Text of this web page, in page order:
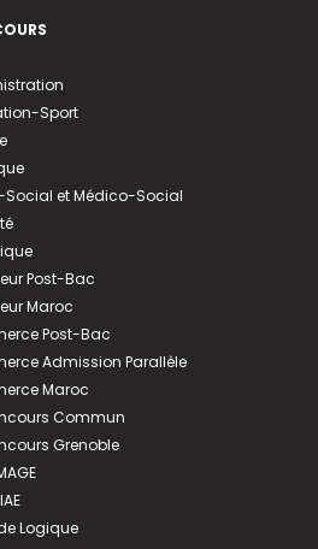
Sport
Social et Médico-Social
Post-Bac
Maroc
Post-Bac
Admission Parallèle
Maroc
Commun
Grenoble
Logique